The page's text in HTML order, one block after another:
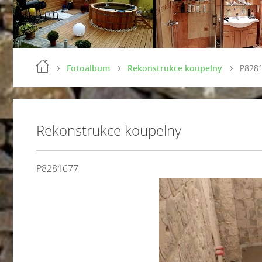
Fotoalbum Rekonstrukce koupelny
Rekonstrukce koupelny
P8281677